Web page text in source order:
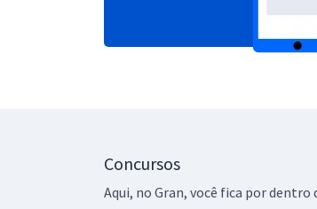
Concursos
Aqui, no Gran, você fica por